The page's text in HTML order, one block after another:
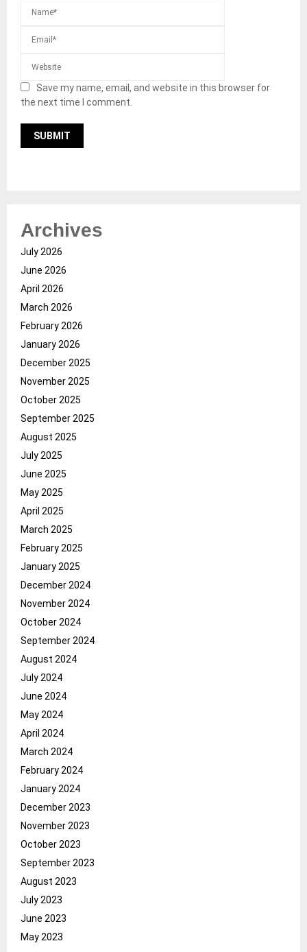
Save my name, email, and website in this browser for
the next time I comment.
Archives
July 2026
June 2026
April 2026
March 2026
February 2026
January 2026
December 2025
November 2025
October 2025
September 2025
August 2025
July 2025
June 2025
May 2025
April 2025
March 2025
February 2025
January 2025
December 2024
November 2024
October 2024
September 2024
August 2024
July 2024
June 2024
May 2024
April 2024
March 2024
February 2024
January 2024
December 2023
November 2023
October 2023
September 2023
August 2023
July 2023
June 2023
May 2023